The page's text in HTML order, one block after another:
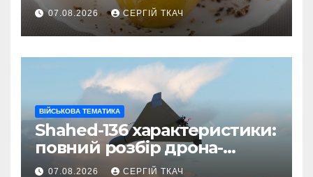
07.08.2026 СЕРГІЙ ТКАЧ
ВІЙСЬКОВА ТЕМАТИКА
Shahed-136 характеристики:
повний розбір дрона-
камікадзе
07.08.2026 СЕРГІЙ ТКАЧ